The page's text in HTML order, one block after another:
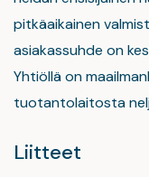
pitkäaikainen
asiakassuhde on
Yhtiöllä on
tuotantolaitosta
Liitteet